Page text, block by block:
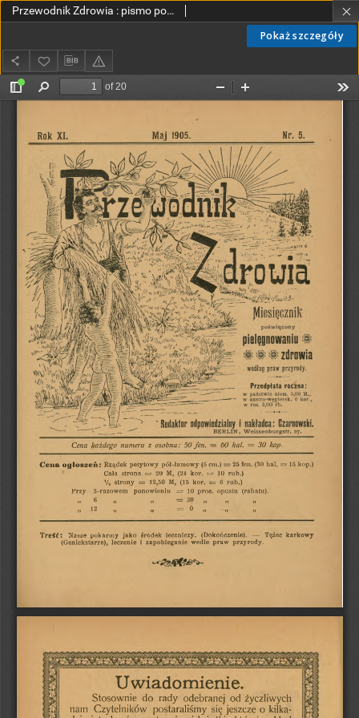
Pokaż szczegóły
Przewodnik Zdrowia : pismo poświęcone pielęgnowaniu zdrowia i sposobowi życia według praw i wskazówek przyrody, R.XI, Nr 5, (1905)